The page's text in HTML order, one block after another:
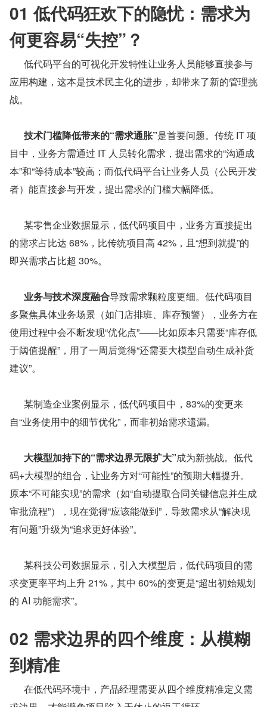
01 低代码狂欢下的隐忧：需求为
何更容易“失控”？
应用构建，这本是技术民主化的进步，却带来了新的管理挑
战。
技术门槛降低带来的“需求通胀”是首要问题。传统 IT 项
目中，业务方需通过 IT 人员转化需求，提出需求的“沟通成
本”和“等待成本”较高；而低代码平台让业务人员（公民开发
者）能直接参与开发，提出需求的门槛大幅降低。
的需求占比达 68%，比传统项目高 42%，且“想到就提”的
即兴需求占比超 30%。
业务与技术深度融合导致需求颗粒度更细。低代码项目
多聚焦具体业务场景（如门店排班、库存预警），业务方在
使用过程中会不断发现“优化点”——比如原本只需要“库存低
于阈值提醒”，用了一周后觉得“还需要大模型自动生成补货
建议”。
自“业务使用中的细节优化”，而非初始需求遗漏。
大模型加持下的“需求边界无限扩大”成为新挑战。低代
码+大模型的组合，让业务方对“可能性”的预期大幅提升。
原本“不可能实现”的需求（如“自动提取合同关键信息并生成
审批流程”），现在觉得“应该能做到”，导致需求从“解决现
有问题”升级为“追求更好体验”。
求变更率平均上升 21%，其中 60%的变更是“超出初始规划
的 AI 功能需求”。
02 需求边界的四个维度：从模糊
到精准